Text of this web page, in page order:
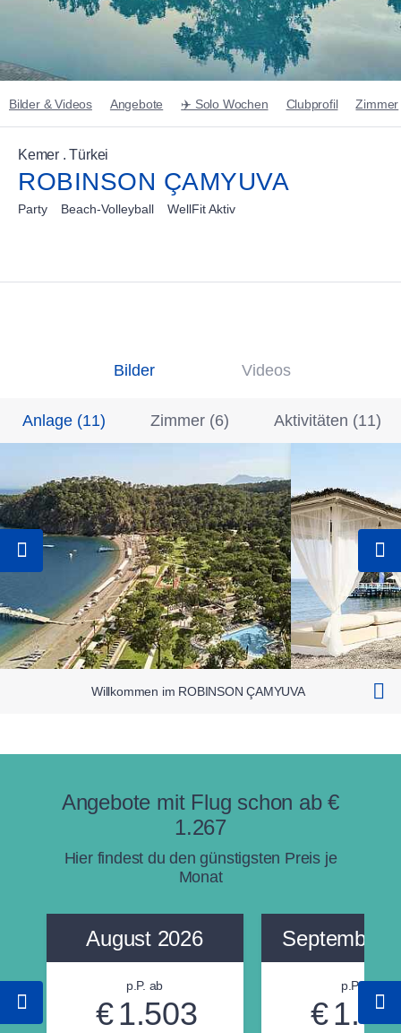
Bilder & Videos Angebote ✈️ Solo Wochen Clubprofil Zimmer
Kemer . Türkei
ROBINSON ÇAMYUVA
Party Beach-Volleyball WellFit Aktiv
Bilder Videos
Anlage (11) Zimmer (6) Aktivitäten (11)
Willkommen im ROBINSON ÇAMYUVA
Angebote mit Flug schon ab €
1.267
Hier findest du den günstigsten Preis je
Monat
August 2026
p.P. ab
€1.503
September
p.P. ab
€